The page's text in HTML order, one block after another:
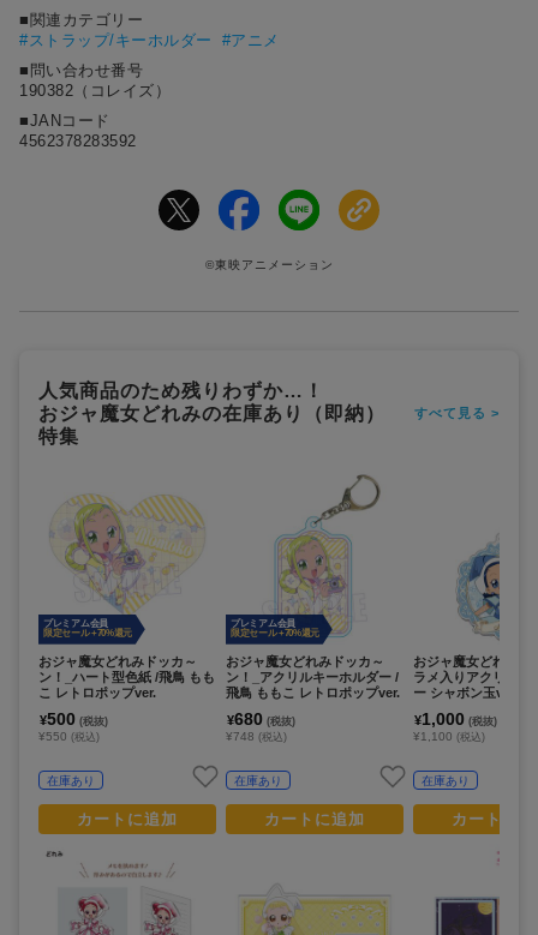
■関連カテゴリー
#ストラップ/キーホルダー
#アニメ
■問い合わせ番号
190382（コレイズ）
■JANコード
4562378283592
©東映アニメーション
人気商品のため残りわずか…！
おジャ魔女どれみの在庫あり（即納）
特集
すべて見る >
プレミアム会員
限定セール +70%還元
おジャ魔女どれみドッカ～
ン！_ハート型色紙 /飛鳥 もも
こ レトロポップver.
¥500 (税抜)
¥550 (税込)
在庫あり
カートに追加
プレミアム会員
限定セール +70%還元
おジャ魔女どれみドッカ～
ン！_アクリルキーホルダー /
飛鳥 ももこ レトロポップver.
¥680 (税抜)
¥748 (税込)
在庫あり
カートに追加
おジャ魔女どれみド
ラメ入りアクリルキ
ー シャボン玉ver. /
¥1,000 (税抜)
¥1,100 (税込)
在庫あり
カートに